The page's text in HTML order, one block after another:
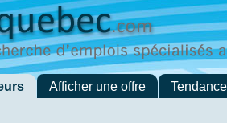
Afficher une offre